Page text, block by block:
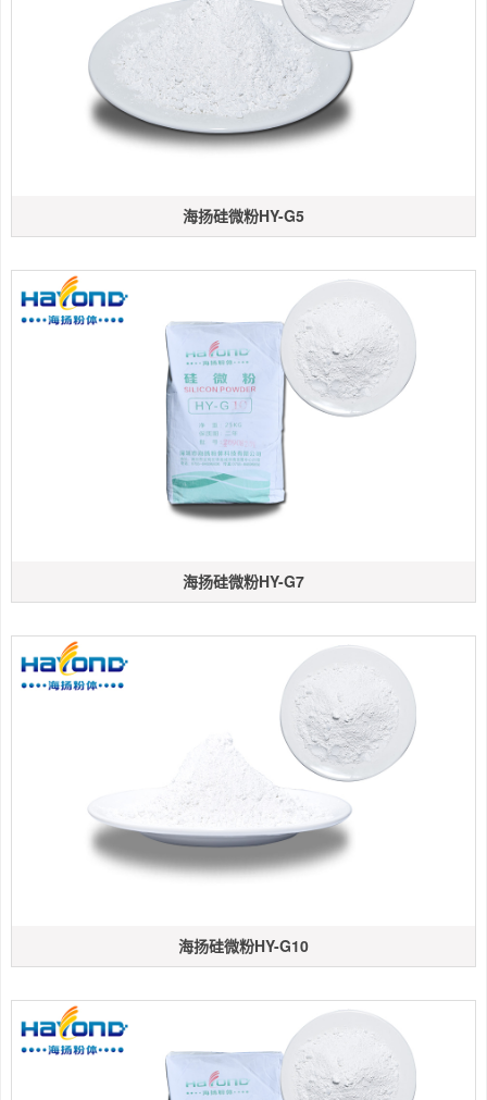
海扬硅微粉HY-G5
海扬硅微粉HY-G7
海扬硅微粉HY-G10